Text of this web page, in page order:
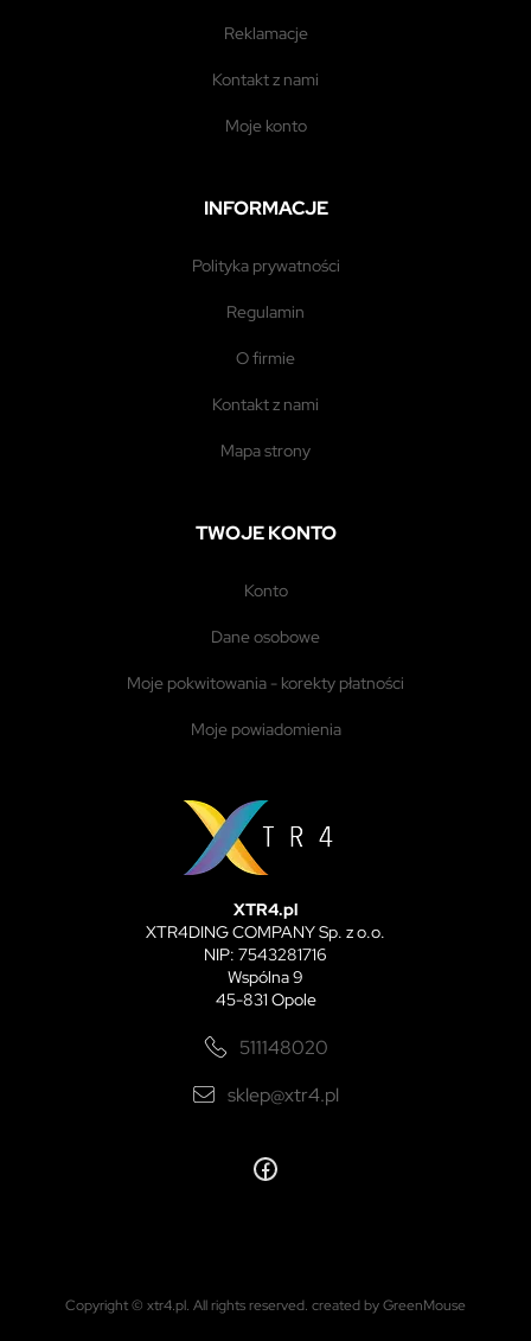
reklamacje
kontakt z nami
moje konto
INFORMACJE
polityka prywatności
regulamin
o firmie
kontakt z nami
mapa strony
TWOJE KONTO
konto
dane osobowe
moje pokwitowania - korekty płatności
moje powiadomienia
XTR4.pl
XTR4DING COMPANY Sp. z o.o.
NIP: 7543281716
Wspólna 9
45-831 Opole
511148020
sklep@xtr4.pl
Copyright © xtr4.pl. All rights reserved. created by GreenMouse